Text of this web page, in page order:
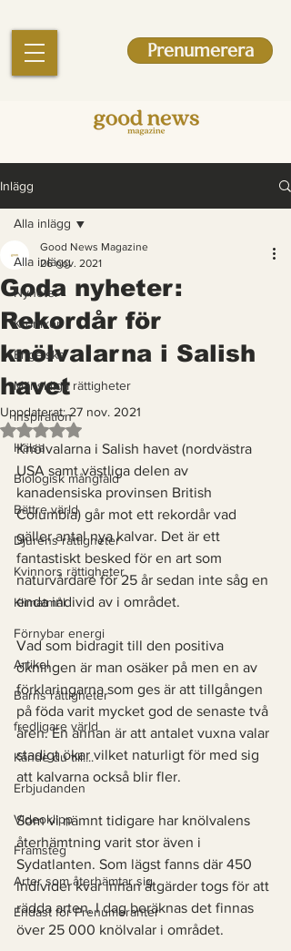
Prenumerera
Inlägg
Alla inlägg
Nyheter
Krönikor
Engelska
Mänskliga rättigheter
Inspiration
Hälsa
Biologisk mångfald
Bättre värld
Djurens rättigheter
Kvinnors rättigheter
Klimatmål
Förnybar energi
Artikel
Barns rättigheter
fredligare värld
Kände du till....
Erbjudanden
Videoklipp
Framsteg
Arter som återhämtar sig
Endast för Prenumeranter
Alla inlägg
Goda nyheter:
Rekordår för
knölvalarna i Salish
havet
Good News Magazine
26 nov. 2021
Uppdaterat:27 nov. 2021
Betygsatt till NaN av 5 stjärnor.
Knölvalarna i Salish havet (nordvästra
USA samt västliga delen av
kanadensiska provinsen British
Columbia) går mot ett rekordår vad
gäller antal nya kalvar. Det är ett
fantastiskt besked för en art som
naturvårdare för 25 år sedan inte såg en
enda individ av i området.
Vad som bidragit till den positiva
ökningen är man osäker på men en av
förklaringarna som ges är att tillgången
på föda varit mycket god de senaste två
åren. En annan är att antalet vuxna valar
stadigt ökar vilket naturligt för med sig
att kalvarna också blir fler.
Som vi nämnt tidigare har knölvalens
återhämtning varit stor även i
Sydatlanten. Som lägst fanns där 450
individer kvar innan åtgärder togs för att
rädda arten. I dag beräknas det finnas
över 25 000 knölvalar i området.